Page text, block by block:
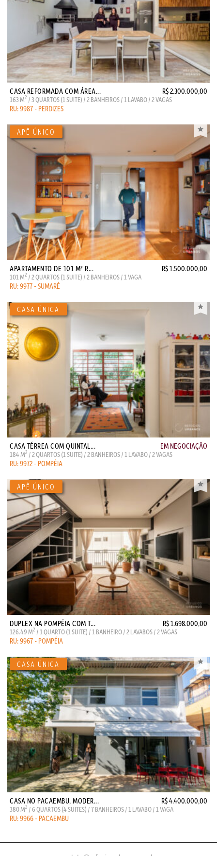
CASA REFORMADA COM ÁREA... R$ 2.300.000,00
163 M2 / 3 QUARTOS (1 SUITE) / 2 BANHEIROS / 1 LAVABO / 2 VAGAS
RU: 9987 - PERDIZES
APARTAMENTO DE 101 M² R... R$ 1.500.000,00
101 M2 / 2 QUARTOS (1 SUITE) / 2 BANHEIROS / 1 VAGA
RU: 9977 - SUMARÉ
CASA TÉRREA COM QUINTAL... EM NEGOCIAÇÃO
184 M2 / 2 QUARTOS (1 SUITE) / 2 BANHEIROS / 1 LAVABO / 2 VAGAS
RU: 9972 - POMPÉIA
DUPLEX NA POMPÉIA COM T... R$ 1.698.000,00
126.49 M2 / 1 QUARTO (1 SUITE) / 1 BANHEIRO / 2 LAVABOS / 2 VAGAS
RU: 9967 - POMPÉIA
CASA NO PACAEMBU, MODER... R$ 4.400.000,00
380 M2 / 6 QUARTOS (4 SUITES) / 7 BANHEIROS / 1 LAVABO / 1 VAGA
RU: 9966 - PACAEMBU